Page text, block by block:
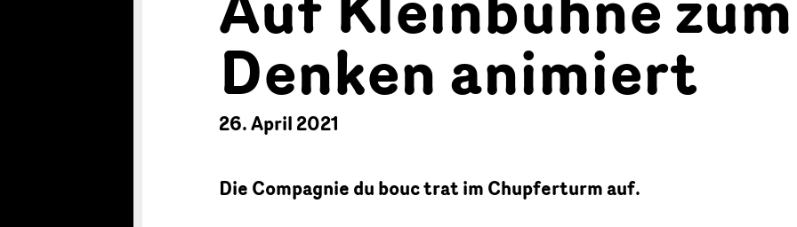
Denken animiert
26. April 2021
Die Compagnie du bouc trat im Chupferturm auf.